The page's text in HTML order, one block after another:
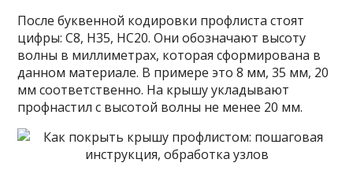
После буквенной кодировки профлиста стоят
цифры: С8, Н35, НС20. Они обозначают высоту
волны в миллиметрах, которая сформирована в
данном материале. В примере это 8 мм, 35 мм, 20
мм соответственно. На крышу укладывают
профнастил с высотой волны не менее 20 мм.